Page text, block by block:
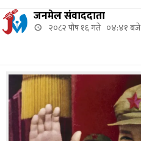
जनमेल संवाददाता
२०८२ पौष १६ गते ०४:४१ बजे